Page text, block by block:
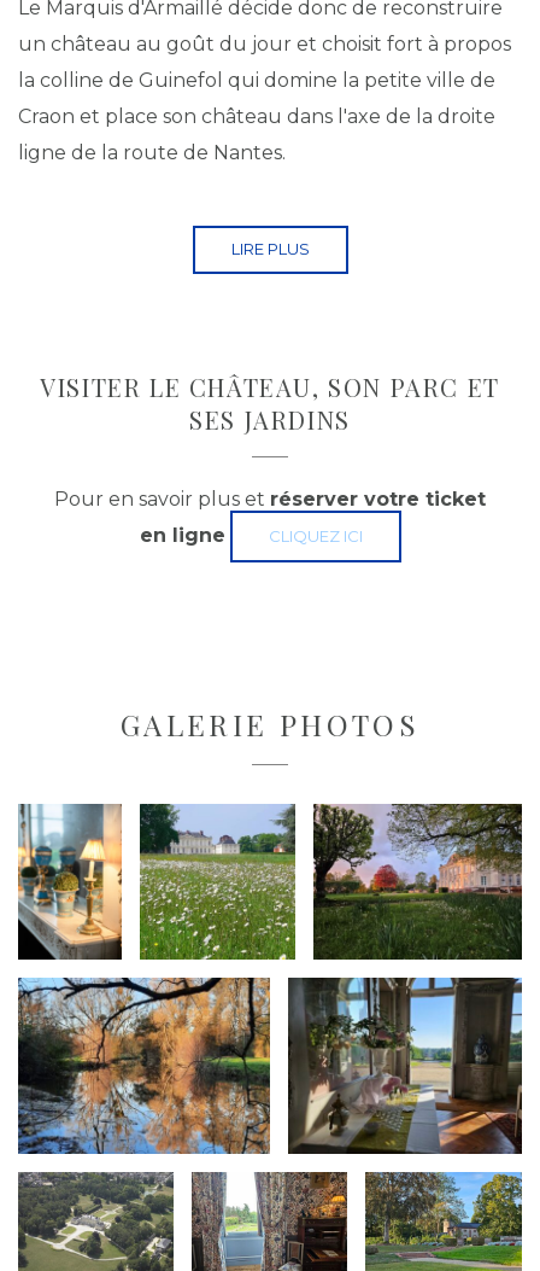
Le Marquis d'Armaillé décide donc de reconstruire
un château au goût du jour et choisit fort à propos
la colline de Guinefol qui domine la petite ville de
Craon et place son château dans l'axe de la droite
ligne de la route de Nantes.
LIRE PLUS
VISITER LE CHÂTEAU, SON PARC ET
SES JARDINS
Pour en savoir plus et réserver votre ticket
en ligne
CLIQUEZ ICI
GALERIE PHOTOS